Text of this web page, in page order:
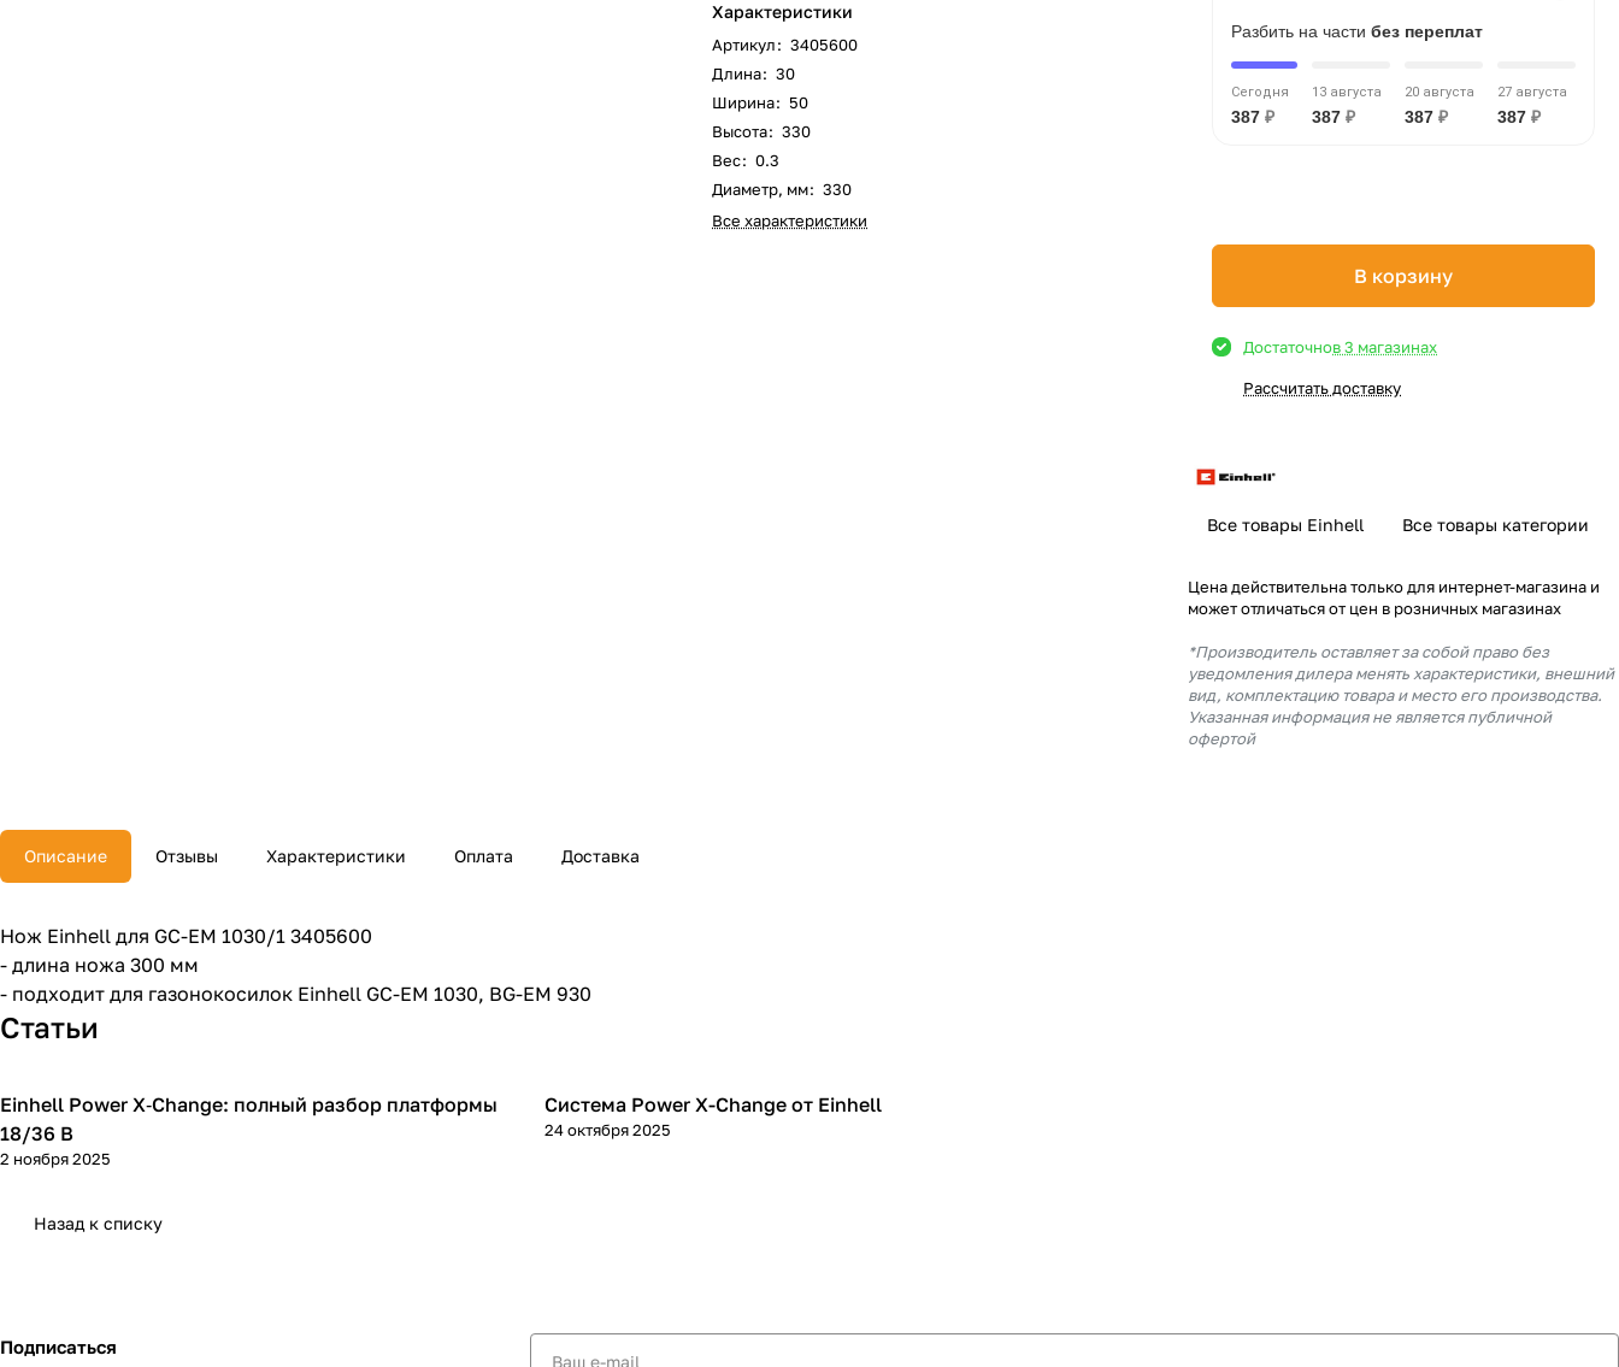
Характеристики
Артикул: 3405600
Длина: 30
Ширина: 50
Высота: 330
Вес: 0.3
Диаметр, мм: 330
Все характеристики
Разбить на части без переплат
Сегодня
387 ₽
13 августа
387 ₽
20 августа
387 ₽
27 августа
387 ₽
В корзину
Достаточнов 3 магазинах
Рассчитать доставку
Все товары Einhell Все товары категории
Цена действительна только для интернет-магазина и
может отличаться от цен в розничных магазинах
*Производитель оставляет за собой право без
уведомления дилера менять характеристики, внешний
вид, комплектацию товара и место его производства.
Указанная информация не является публичной
офертой
Описание Отзывы Характеристики Оплата Доставка
Нож Einhell для GC-EM 1030/1 3405600
- длина ножа 300 мм
- подходит для газонокосилок Einhell GC-EM 1030, BG-EM 930
Статьи
Einhell
Einhell Power X‑Change: полный разбор платформы
18/36 В
2 ноября 2025
Советы покупателям
Система Power X-Change от Einhell
24 октября 2025
Назад к списку
Подписаться
Оплачивайте сегодня только
% картой любого банка
Получайте товарвыбранный способом